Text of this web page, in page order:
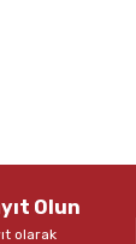
Olun
olarak